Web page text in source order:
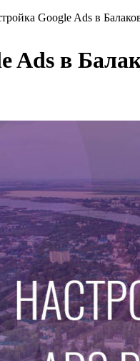
Google Ads в
Ads в